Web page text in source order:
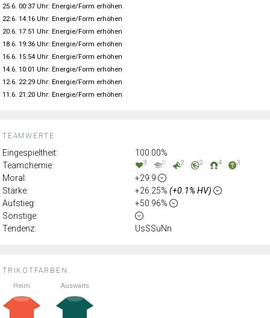
TRIKOTFARBEN:
Heim Auswärts
TEAMWERTE:
Eingespieltheit:
100.00%
Teamchemie:
3 0 2 2 4 3
Moral:
+29.9
Stärke:
+26.25% (+0.1% HV)
Aufstieg:
+50.96%
Sonstige:
Tendenz:
UsSSuNn
25.6. 00:37 Uhr: Energie/Form erhöhen
22.6. 14:16 Uhr: Energie/Form erhöhen
20.6. 17:51 Uhr: Energie/Form erhöhen
18.6. 19:36 Uhr: Energie/Form erhöhen
16.6. 15:54 Uhr: Energie/Form erhöhen
14.6. 10:01 Uhr: Energie/Form erhöhen
12.6. 22:29 Uhr: Energie/Form erhöhen
11.6. 21:20 Uhr: Energie/Form erhöhen